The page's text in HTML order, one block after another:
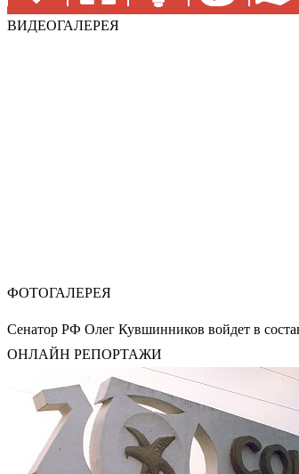
ВИДЕОГАЛЕРЕЯ
ФОТОГАЛЕРЕЯ
Сенатор РФ Олег Кувшинников войдет в
ОНЛАЙН РЕПОРТАЖИ